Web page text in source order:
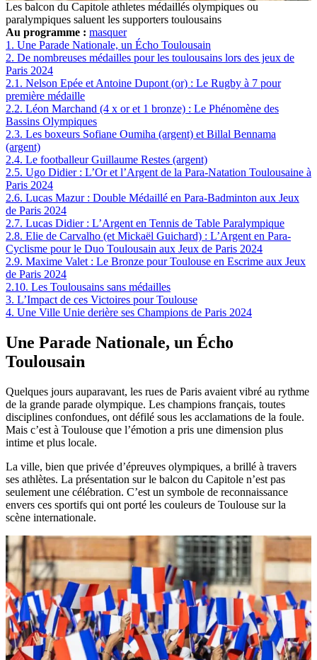
Les balcon du Capitole athletes médaillés olympiques ou
paralympiques saluent les supporters toulousains
Au programme : masquer
1. Une Parade Nationale, un Écho Toulousain
2. De nombreuses médailles pour les toulousains lors des jeux de
Paris 2024
2.1. Nelson Epée et Antoine Dupont (or) : Le Rugby à 7 pour
première médaille
2.2. Léon Marchand (4 x or et 1 bronze) : Le Phénomène des
Bassins Olympiques
2.3. Les boxeurs Sofiane Oumiha (argent) et Billal Bennama
(argent)
2.4. Le footballeur Guillaume Restes (argent)
2.5. Ugo Didier : L’Or et l’Argent de la Para-Natation Toulousaine à
Paris 2024
2.6. Lucas Mazur : Double Médaillé en Para-Badminton aux Jeux
de Paris 2024
2.7. Lucas Didier : L’Argent en Tennis de Table Paralympique
2.8. Elie de Carvalho (et Mickaël Guichard) : L’Argent en Para-
Cyclisme pour le Duo Toulousain aux Jeux de Paris 2024
2.9. Maxime Valet : Le Bronze pour Toulouse en Escrime aux Jeux
de Paris 2024
2.10. Les Toulousains sans médailles
3. L’Impact de ces Victoires pour Toulouse
4. Une Ville Unie derière ses Champions de Paris 2024
Une Parade Nationale, un Écho
Toulousain
Quelques jours auparavant, les rues de Paris avaient vibré au rythme
de la grande parade olympique. Les champions français, toutes
disciplines confondues, ont défilé sous les acclamations de la foule.
Mais c’est à Toulouse que l’émotion a pris une dimension plus
intime et plus locale.
La ville, bien que privée d’épreuves olympiques, a brillé à travers
ses athlètes. La présentation sur le balcon du Capitole n’est pas
seulement une célébration. C’est un symbole de reconnaissance
envers ces sportifs qui ont porté les couleurs de Toulouse sur la
scène internationale.